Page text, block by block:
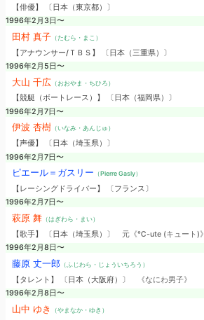
【俳優】 〔日本（東京都）〕
1996年2月3日〜
田村 真子（たむら・まこ）
【アナウンサー/ＴＢＳ】 〔日本（三重県）〕
1996年2月5日〜
大山 千広 （おおやま・ちひろ）
【競艇（ボートレース）】 〔日本（福岡県）〕
1996年2月7日〜
伊波 杏樹（いなみ・あんじゅ）
【声優】 〔日本（埼玉県）〕
1996年2月7日〜
ピエール＝ガスリー （Pierre Gasly）
【レーシングドライバー】 〔フランス〕
1996年2月7日〜
萩原 舞（はぎわら・まい）
【歌手】 〔日本（埼玉県）〕 元《℃-ute (キュート)》
1996年2月8日〜
藤原 丈一郎（ふじわら・じょういちろう）
【タレント】 〔日本（大阪府）〕
《なにわ男子》
1996年2月8日〜
山中 ゆき （やまなか・ゆき）